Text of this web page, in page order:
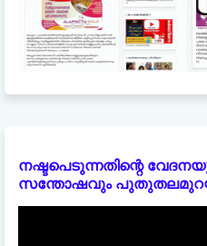
നഷ്ടപെടുന്നതിന്റെ
സന്തോഷവും